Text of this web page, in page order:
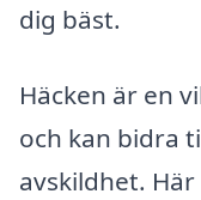
dig bäst.
Häcken är en
och kan bidra
avskildhet.